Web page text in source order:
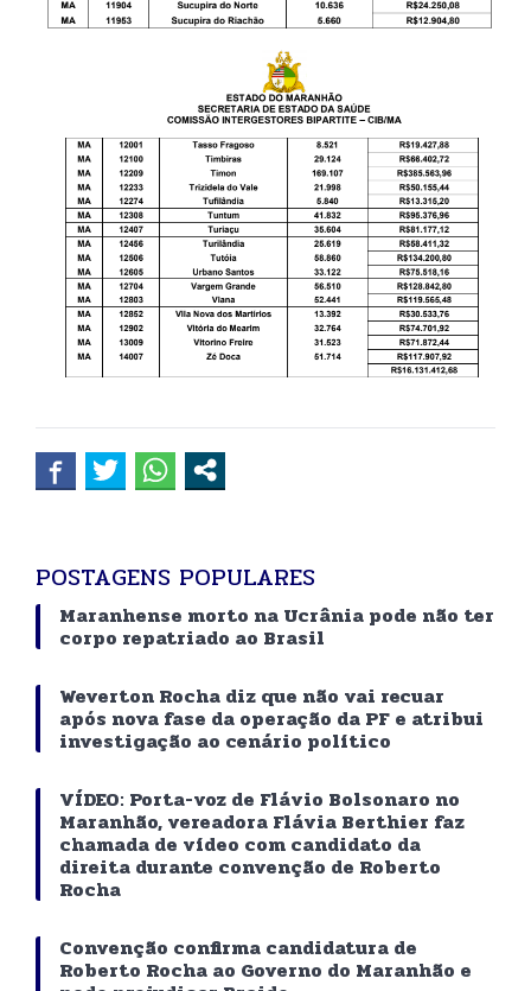
POSTAGENS POPULARES
Maranhense morto na Ucrânia pode não ter
corpo repatriado ao Brasil
Weverton Rocha diz que não vai recuar
após nova fase da operação da PF e atribui
investigação ao cenário político
VÍDEO: Porta-voz de Flávio Bolsonaro no
Maranhão, vereadora Flávia Berthier faz
chamada de vídeo com candidato da
direita durante convenção de Roberto
Rocha
Convenção confirma candidatura de
Roberto Rocha ao Governo do Maranhão e